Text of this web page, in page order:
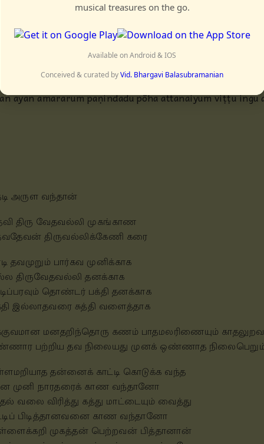
kāṇa vandānō
mukhattan peṭṛavan pittānān
kaṇḍazhaikkavum kāṇa vandānō
dēvan teḷḷiya shingan tēḍittēḍi inda tiruttalam kāṇa
munam alaindadu pōha shikara
ayan amararum paṇindadu pōha attanaiyum viṭṭu ingu
அருள வந்தான்
திரு வேதவல்லி முகங்காண
திருவல்லிக்கேணி கரை
தவமுறும் பார்கவ முனிக்காக
திருவேதவல்லி தனக்காக
தொண்டர் பக்தி தனக்காக
இல்லாதவரை சுத்தி வளைத்தாக
மனதறிந்தொரு கணம் பாதமலரிணையும்
பற்றிய தவ நிலையது முனக் ஒண்ணாத
தன்னைக் காட்டி கொடுக்க வந்த
முனி நாரதரைக் காண வந்தானோ
வலை விரித்து கத்து மாட்டையும் வைத்து
பிடித்தானவனை காண வந்தானோ
முகத்தன் பெற்றவன் பித்தானான்
musical treasures on the go.
Available on Android & IOS
Conceived & curated byVid. Bhargavi Balasubramanian